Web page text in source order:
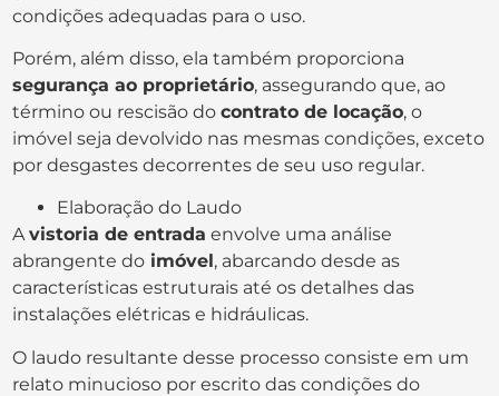
condições adequadas para o uso.
Porém, além disso, ela também proporciona
segurança ao proprietário, assegurando que, ao
término ou rescisão docontrato de locação, o
imóvel seja devolvido nas mesmas condições, exceto
por desgastes decorrentes de seu uso regular.
Elaboração do Laudo
Avistoria de entrada envolve uma análise
abrangente do imóvel , abarcando desde as
características estruturais até os detalhes das
instalações elétricas e hidráulicas.
O laudo resultante desse processo consiste em um
relato minucioso por escrito das condições do